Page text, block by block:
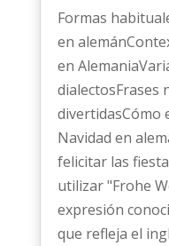
Formas
en
en
dialectosFrases
divertidasCómo
Navidad en
felicitar las
utilizar "Frohe
expresión
que refleja el